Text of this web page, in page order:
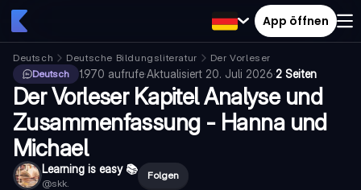
App öffnen
Deutsch Deutsche Bildungsliteratur
Der Vorleser
Deutsch
1.970 aufrufe·Aktualisiert 20. Juli 2026·2 Seiten
Der Vorleser Kapitel Analyse und
Zusammenfassung - Hanna und
Michael
Learning is easy 📚
@skk.
Folgen